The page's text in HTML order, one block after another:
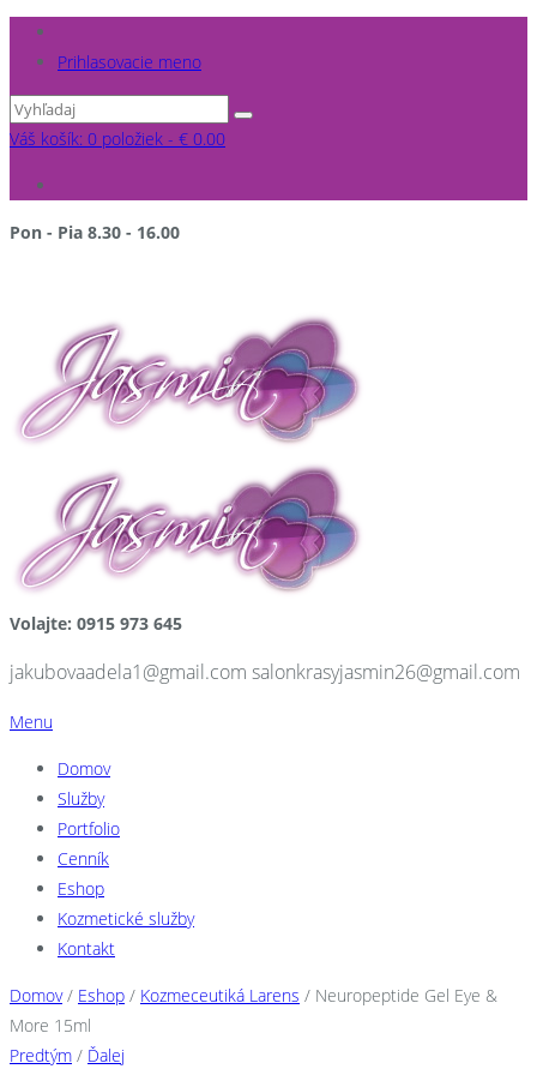
Prihlasovacie meno
Váš košík: 0 položiek - € 0.00
Pon - Pia 8.30 - 16.00
Volajte: 0915 973 645
jakubovaadela1@gmail.com salonkrasyjasmin26@gmail.com
Menu
Domov
Služby
Portfolio
Cenník
Eshop
Kozmetické služby
Kontakt
Domov/ Eshop / Kozmeceutiká Larens / Neuropeptide Gel Eye &
More 15ml
Predtým / Ďalej